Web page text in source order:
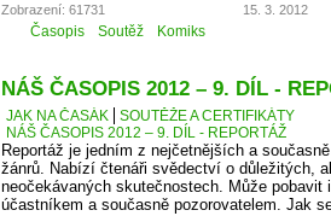
Zobrazení: 61731 15. 3. 2012
Časopis Soutěž Komiks
NÁŠ ČASOPIS 2012 – 9. DÍL -
JAK NA ČASÁK
SOUTĚŽE A CERTIFIKÁTY
NÁŠ ČASOPIS 2012 – 9. DÍL - REPORTÁŽ
Reportáž je jedním z nejčetnějších a
žánrů. Nabízí čtenáři svědectví o důležitých,
neočekávaných skutečnostech. Může pobavit
účastníkem a současně pozorovatelem. Jak